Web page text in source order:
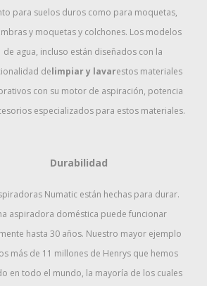
para suelos duros como para moquetas,
y moquetas y colchones. Los modelos
de agua, incluso están diseñados con la
delimpiar y lavarestos materiales
con su motor de aspiración, potencia
especializados para estos materiales.
Durabilidad
Numatic están hechas para durar.
aspiradora doméstica puede funcionar
hasta 30 años. Nuestro mayor ejemplo
más de 11 millones de Henrys que hemos
en todo el mundo, la mayoría de los cuales